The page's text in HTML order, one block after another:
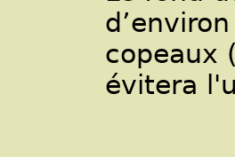
copeaux
évitera